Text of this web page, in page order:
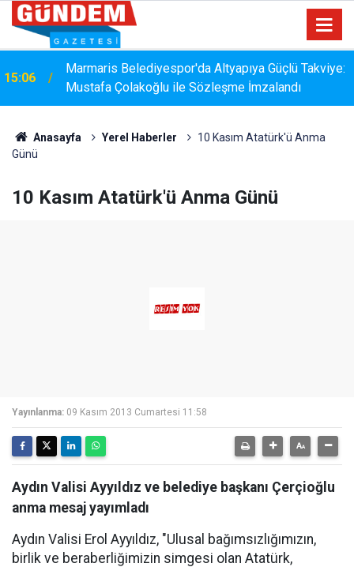
15:06
Marmaris Belediyespor'da Altyapıya Güçlü Takviye:
Mustafa Çolakoğlu ile Sözleşme İmzalandı
Anasayfa Yerel Haberler
10 Kasım Atatürk'ü Anma
Günü
10 Kasım Atatürk'ü Anma Günü
Yayınlanma: 09 Kasım 2013 Cumartesi 11:58
Aydın Valisi Ayyıldız ve belediye başkanı Çerçioğlu
anma mesaj yayımladı
Aydın Valisi Erol Ayyıldız, "Ulusal bağımsızlığımızın,
birlik ve beraberliğimizin simgesi olan Atatürk,